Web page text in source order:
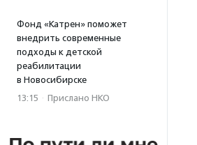
Фонд «Катрен» поможет
внедрить современные
подходы к детской
реабилитации
в Новосибирске
13:15 · Прислано НКО